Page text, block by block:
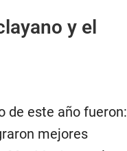
y el
de este año fueron:
mejores